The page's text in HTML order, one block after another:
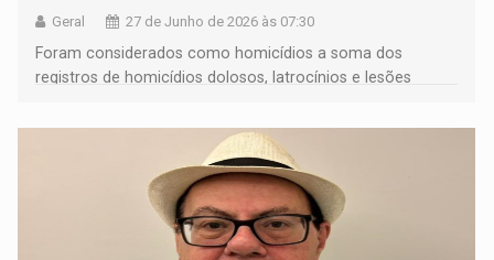
Geral 27 de Junho de 2026 às 07:30
Foram considerados como homicídios a soma dos
registros de homicídios dolosos, latrocínios e lesões